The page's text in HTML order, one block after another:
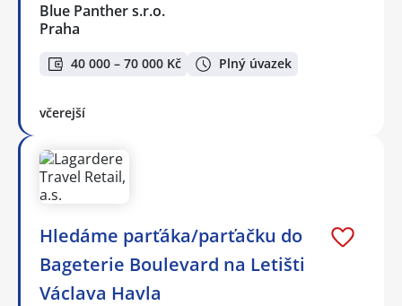
Blue Panther s.r.o.
Praha
40 000 – 70 000 Kč Plný úvazek
včerejší
Hledáme parťáka/parťačku do
Bageterie Boulevard na Letišti
Václava Havla